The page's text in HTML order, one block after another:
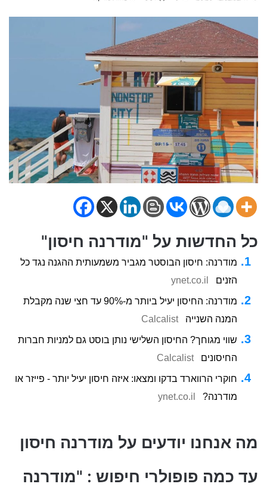
כל החדשות על "מודרנה חיסון"
מודרנה: חיסון הבוסטר מגביר משמעותית ההגנה נגד כל
הזנים
ynet.co.il
מודרנה: החיסון יעיל ביותר מ-90% עד חצי שנה מקבלת
המנה השנייה
Calcalist
שווי מגוחך? החיסון השלישי נותן בוסט גם למניות חברות
החיסונים
Calcalist
חוקרי הרווארד בדקו ומצאו: איזה חיסון יעיל יותר - פייזר או
מודרנה?
ynet.co.il
מה אנחנו יודעים על מודרנה חיסון
עד כמה פופולרי חיפוש : "מודרנה